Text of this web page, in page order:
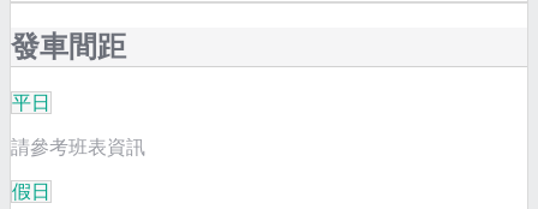
發車間距
平日
請參考班表資訊
假日